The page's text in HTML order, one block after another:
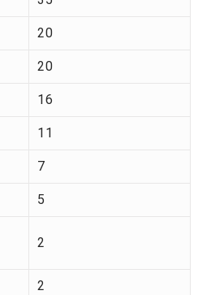
20
20
16
11
7
5
2
2